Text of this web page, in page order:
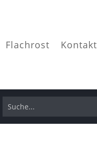
Flachrost Kontakt